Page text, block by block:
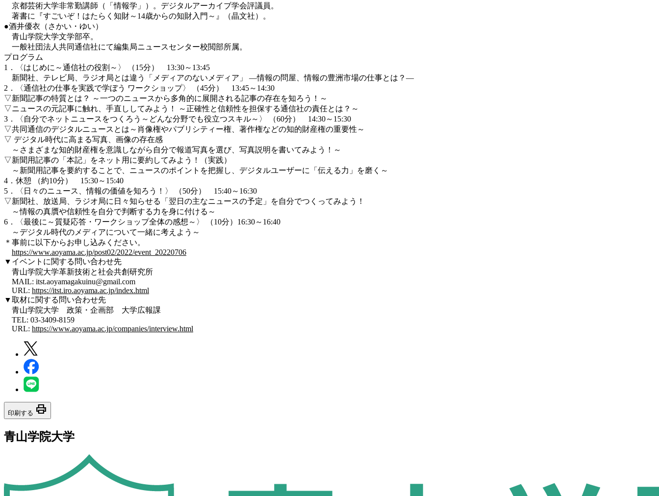
京都芸術大学非常勤講師（「情報学」）。デジタルアーカイブ学会評議員。
著書に『すごいぞ！はたらく知財～14歳からの知財入門～』（晶文社）。
●酒井優衣（さかい・ゆい）
青山学院大学文学部卒。
一般社団法人共同通信社にて編集局ニュースセンター校閲部所属。
プログラム
1．〈はじめに～通信社の役割～〉 （15分） 13:30～13:45
新聞社、テレビ局、ラジオ局とは違う「メディアのないメディア」 ―情報の問屋、情報の豊洲市場の仕事とは？―
2．〈通信社の仕事を実践で学ぼう ワークショップ〉 （45分） 13:45～14:30
▽新聞記事の特質とは？ ～一つのニュースから多角的に展開される記事の存在を知ろう！～
▽ニュースの元記事に触れ、手直ししてみよう！ ～正確性と信頼性を担保する通信社の責任とは？～
3．〈自分でネットニュースをつくろう～どんな分野でも役立つスキル～〉 （60分） 14:30～15:30
▽共同通信のデジタルニュースとは～肖像権やパブリシティー権、著作権などの知的財産権の重要性～
▽ デジタル時代に高まる写真、画像の存在感
～さまざまな知的財産権を意識しながら自分で報道写真を選び、写真説明を書いてみよう！～
▽新聞用記事の「本記」をネット用に要約してみよう！（実践）
～新聞用記事を要約することで、ニュースのポイントを把握し、デジタルユーザーに「伝える力」を磨く～
4．休憩 （約10分） 15:30～15:40
5．〈日々のニュース、情報の価値を知ろう！〉 （50分） 15:40～16:30
▽新聞社、放送局、ラジオ局に日々知らせる「翌日の主なニュースの予定」を自分でつくってみよう！
～情報の真贋や信頼性を自分で判断する力を身に付ける～
6．〈最後に～質疑応答・ワークショップ全体の感想～〉 （10分）16:30～16:40
～デジタル時代のメディアについて一緒に考えよう～
＊事前に以下からお申し込みください。
https://www.aoyama.ac.jp/post02/2022/event_20220706
▼イベントに関する問い合わせ先
青山学院大学革新技術と社会共創研究所
MAIL: itst.aoyamagakuinu@gmail.com
URL: https://itst.iro.aoyama.ac.jp/index.html
▼取材に関する問い合わせ先
青山学院大学 政策・企画部 大学広報課
TEL: 03-3409-8159
URL: https://www.aoyama.ac.jp/companies/interview.html
印刷する print
青山学院大学